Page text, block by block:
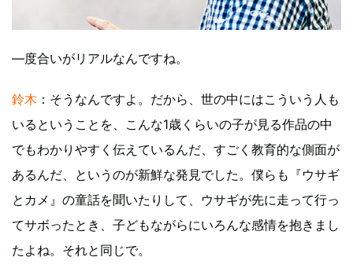
―度合いがリアルなんですね。
鈴木 ：そうなんですよ。だから、世の中にはこういう人も
いるということを、こんな1歳くらいの子が見る作品の中
でもわかりやすく伝えているんだ、すごく教育的な側面が
あるんだ、というのが新鮮な発見でした。僕らも『ウサギ
とカメ』の童話を聞いたりして、ウサギが先に走って行っ
てサボったとき、子どもながらにいろんな感情を抱きまし
たよね。それと同じで。